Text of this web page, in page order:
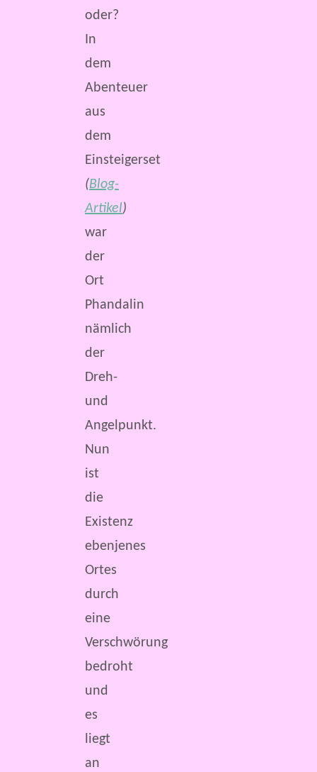
oder?
In
dem
Abenteuer
aus
dem
Einsteigerset
(Blog-
Artikel)
war
der
Ort
Phandalin
nämlich
der
Dreh-
und
Angelpunkt.
Nun
ist
die
Existenz
ebenjenes
Ortes
durch
eine
Verschwörung
bedroht
und
es
liegt
an